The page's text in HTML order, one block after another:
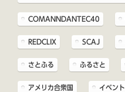
COMANNDANTEC40
REDCLIX SCAJ
さとふる ふるさと
アメリカ合衆国 イベント